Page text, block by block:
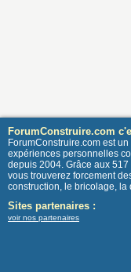
ForumConstruire.com
ForumConstruire.com est
expériences personnelles
depuis 2004. Grâce aux
vous trouverez forcement
construction, le bricolage,
Sites partenaires :
voir nos partenaires